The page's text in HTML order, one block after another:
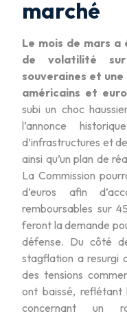
marché
Le mois de mars
de volatilité
souveraines et
américains et
subi un choc
l’annonce
d’infrastructures et
ainsi qu’un plan de
La Commission
d’euros afin
remboursables sur
feront la demande
défense. Du côté
stagflation a resurgi
des tensions
ont baissé, reflétant
concernant un